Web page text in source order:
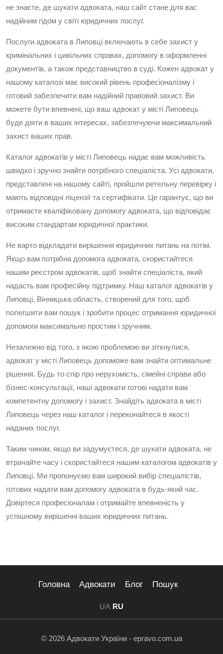
не знаєте, де шукати адвоката, наш сайт стане для вас
надійним гідом у світі юридичних послуг.
Послуги адвоката в Липовці включають в себе захист у
кримінальних і цивільних справах, допомогу в оформленні
документів, а також представництво в суді. Кожен адвокат у
нашому каталозі має високий рівень професіоналізму і
готовий забезпечити вам надійний правовий захист. Ви
можете бути впевнені, що ваш адвокат у місті Липовець
буде діяти в ваших інтересах, забезпечуючи максимальний
захист ваших прав.
Каталог адвокатів у місті Липовець надає вам можливість
швидко і зручно знайти потрібного спеціаліста. Усі адвокати,
представлені на нашому сайті, пройшли ретельну перевірку і
мають відповідні ліцензії та сертифікати. Це гарантує, що ви
отримаєте кваліфіковану допомогу адвоката, що відповідає
високим стандартам юридичної практики.
Не варто відкладати вирішення юридичних питань на потім.
Якщо вам потрібна допомога адвоката, скористайтеся
нашим реєстром адвокатів, щоб знайти спеціаліста, який
надасть вам професійну підтримку. Наш каталог адвокатів у
Липовці, Вінницька область, створений для того, щоб
полегшити вам пошук і зробити процес отримання юридичної
допомоги максимально простим і зручним.
Незалежно від того, з якою проблемою ви зіткнулися,
адвокат у місті Липовець допоможе вам знайти оптимальне
рішення. Будь то спір про нерухомість, сімейні справи або
бізнес-консультації, наші адвокати готові надати вам
компетентну допомогу і захист. Знайдіть адвоката в місті
Липовець через наш каталог і переконайтеся в якості
наданих послуг.
Таким чином, якщо ви задумуєтеся, де шукати адвоката, не
втрачайте часу і скористайтеся нашим каталогом адвокатів у
Липовці. Ми пропонуємо вам широкий вибір спеціалістів,
готових надати вам допомогу адвоката в будь-який час.
Довіртеся професіоналам і отримайте впевненість у
успішному вирішенні ваших юридичних питань.
Головна Адвокати Блог Пошук
UA RU
© 2026 Адвокати України - epravo.com.ua